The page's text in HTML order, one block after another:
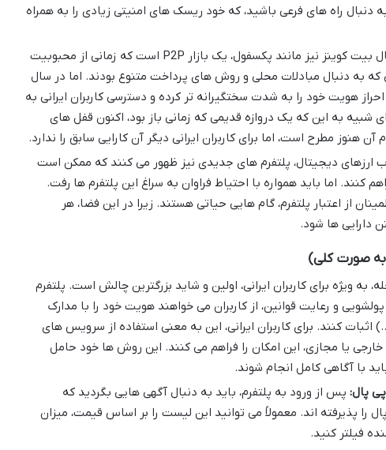
راه های فرعی باشید، که خود ریسک های امنیتی زیادی را به همراه
لوکال بیت کوینز نیز مانند پکسفول، یک بازار P2P است که زمانی از محبوبیت
که به دنبال مبادلات محلی و روش های پرداخت متنوع بودند. اما در سال
هویت خود را به شدت سختگیرانه تر کرده و دسترسی کاربران ایرانی به
به این که یک دروازه قدیمی که زمانی باز بود، اکنون قفل های
هنوز مطرح است، اما برای کاربران ایرانی دیگر آن کارایی سابق را ندارد.
ارزهای دیجیتال، پلتفرم های جدیدی نیز ظهور می کنند که ممکن است
کنند. اما باید همواره با احتیاط فراوان به سراغ این پلتفرم ها رفت.
از اعتبار پلتفرم، گام هایی حیاتی هستند. زیرا در این فضا، هر
دارایی ها شود.
به ویژه برای کاربران ایرانی، اولین و شاید بزرگترین چالش است. پلتفرم
و رعایت قوانین، از کاربران می خواهند هویت خود را با مدارک
اثبات کنند. برای کاربران ایرانی، این به معنی استفاده از سرویس های
یا مجازی، این امکان را فراهم می کنند. این روش ها خود حامل
با آگاهی کامل انجام شوند.
پال: پس از ورود به پلتفرم، باید به دنبال آگهی هایی بگردید که
را پذیرفته اند. معمولاً می توانید این لیست را بر اساس قیمت، میزان
فیلتر کنید.